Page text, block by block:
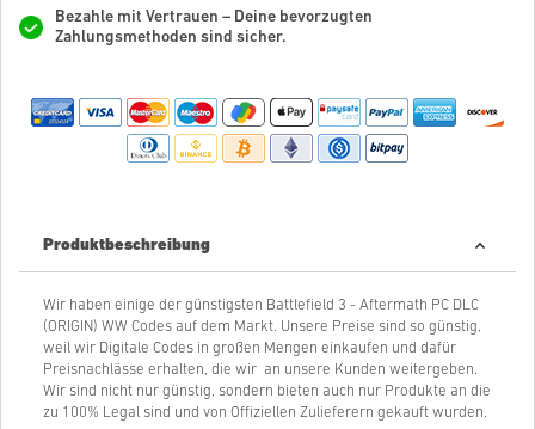
Bezahle mit Vertrauen – Deine bevorzugten
Zahlungsmethoden sind sicher.
Produktbeschreibung
Wir haben einige der günstigsten Battlefield 3 - Aftermath PC DLC
(ORIGIN) WW Codes auf dem Markt. Unsere Preise sind so günstig,
weil wir Digitale Codes in großen Mengen einkaufen und dafür
Preisnachlässe erhalten, die wir an unsere Kunden weitergeben.
Wir sind nicht nur günstig, sondern bieten auch nur Produkte an die
zu 100% Legal sind und von Offiziellen Zulieferern gekauft wurden.